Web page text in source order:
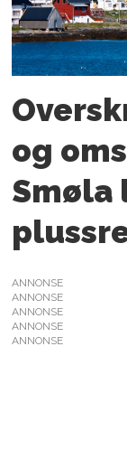
og
Smøla
ANNONSE
ANNONSE
ANNONSE
ANNONSE
ANNONSE